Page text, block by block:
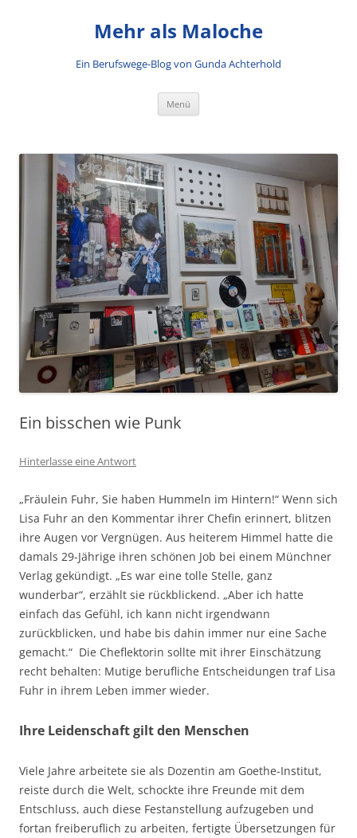
Mehr als Maloche
Ein Berufswege-Blog von Gunda Achterhold
Menü
Ein bisschen wie Punk
Hinterlasse eine Antwort
„Fräulein Fuhr, Sie haben Hummeln im Hintern!“ Wenn sich
Lisa Fuhr an den Kommentar ihrer Chefin erinnert, blitzen
ihre Augen vor Vergnügen. Aus heiterem Himmel hatte die
damals 29-Jährige ihren schönen Job bei einem Münchner
Verlag gekündigt. „Es war eine tolle Stelle, ganz
wunderbar“, erzählt sie rückblickend. „Aber ich hatte
einfach das Gefühl, ich kann nicht irgendwann
zurückblicken, und habe bis dahin immer nur eine Sache
gemacht.“ Die Cheflektorin sollte mit ihrer Einschätzung
recht behalten: Mutige berufliche Entscheidungen traf Lisa
Fuhr in ihrem Leben immer wieder.
Ihre Leidenschaft gilt den Menschen
Viele Jahre arbeitete sie als Dozentin am Goethe-Institut,
reiste durch die Welt, schockte ihre Freunde mit dem
Entschluss, auch diese Festanstellung aufzugeben und
fortan freiberuflich zu arbeiten, fertigte Übersetzungen für